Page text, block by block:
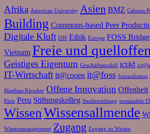
Afrika American University Asien BMZ Cabinas
Building Commons-based Peer
Digitale Kluft DJS Ethik Europa FOSS Bridge
Vietnam Freie und
Geistiges Eigentum Geschäftsmodell ict4d
IT-Wirtschaft it@coops it@foss Journalismus
Matthias Kirscher Offene Innovation Offenheit
Paris Peru Stiftungskolleg Studienstiftung sustainable
WissenWissensallmende
Wissensmanagement Zugang Zugang zu Wissen